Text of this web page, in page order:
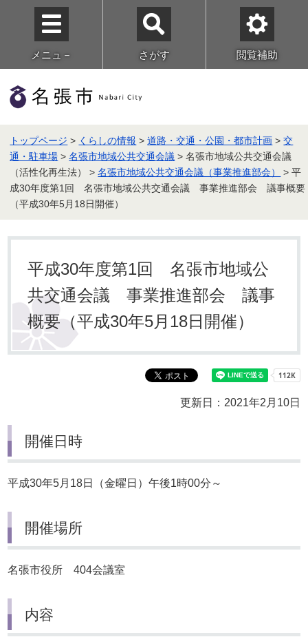
メニュ－ さがす 閲覧補助
トップページ > くらしの情報 >道路・交通・公園・都市計画 >交
通・駐車場 >名張市地域公共交通会議 > 名張市地域公共交通会議
（活性化再生法） >名張市地域公共交通会議（事業推進部会）
> 平
成30年度第1回 名張市地域公共交通会議 事業推進部会 議事概要
（平成30年5月18日開催）
平成30年度第1回 名張市地域公
共交通会議 事業推進部会 議事
概要（平成30年5月18日開催）
更新日：2021年2月10日
開催日時
平成30年5月18日（金曜日）午後1時00分～
開催場所
名張市役所 404会議室
内容